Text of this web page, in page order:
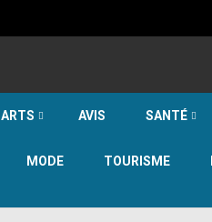
ARTS AVIS SANTÉ
MODE TOURISME